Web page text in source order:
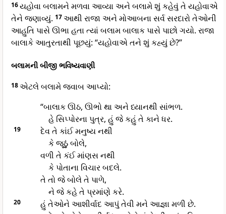
16યહોવા બલામને મળવા આવ્યા અને બલામે શું કહેવું તે યહોવાએ
તેને જણાવ્યું. 17આથી રાજા અને મોઆબના સર્વ સરદારો તેઓની
આહુતિ પાસે ઊભા હતા ત્યાં બલામ બાલાક પાસે પાછો ગયો. રાજા
બાલાકે આતુરતાથી પૂછયું: “યહોવાએ તને શું કહ્યું છે?”
બલામની બીજી ભવિષ્યવાણી
18એટલે બલામે જવાબ આપ્યો:
“બાલાક ઊઠ, ઊભો થા અને ધ્યાનથી સાંભળ.
હે સિપ્પોરના પુત્ર, હું જે કહું તે કાને ધર.
19
દેવ તે કાંઈ મનુષ્ય નથી
કે જૂઠું બોલે,
વળી તે કંઈ માંણસ નથી
કે પોતાના વિચાર બદલે.
તે તો જે બોલે તે પાળે,
ને જે કહે તે પ્રમાંણે કરે.
20
હું તેઓને આશીર્વાદ આપું તેવી મને આજ્ઞા મળી છે.